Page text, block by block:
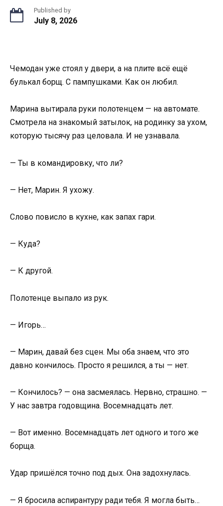
Published by
July 8, 2026
Чемодан уже стоял у двери, а на плите всё ещё
булькал борщ. С пампушками. Как он любил.
Марина вытирала руки полотенцем — на автомате.
Смотрела на знакомый затылок, на родинку за ухом,
которую тысячу раз целовала. И не узнавала.
— Ты в командировку, что ли?
— Нет, Марин. Я ухожу.
Слово повисло в кухне, как запах гари.
— Куда?
— К другой.
Полотенце выпало из рук.
— Игорь…
— Марин, давай без сцен. Мы оба знаем, что это
давно кончилось. Просто я решился, а ты — нет.
— Кончилось? — она засмеялась. Нервно, страшно. —
У нас завтра годовщина. Восемнадцать лет.
— Вот именно. Восемнадцать лет одного и того же
борща.
Удар пришёлся точно под дых. Она задохнулась.
— Я бросила аспирантуру ради тебя. Я могла быть…